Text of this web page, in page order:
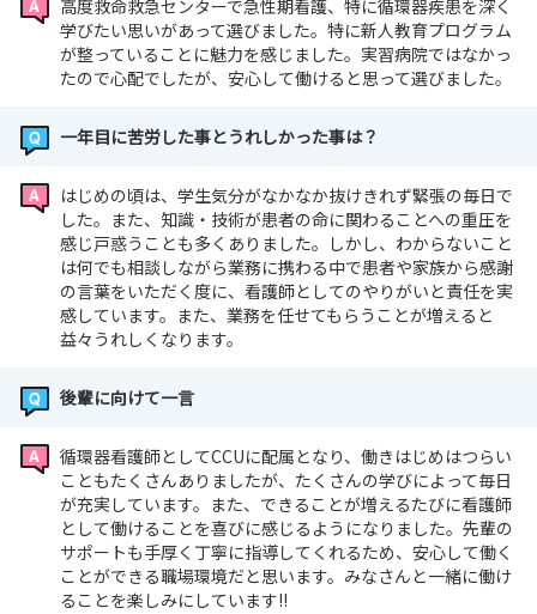
高度救命救急センターで急性期看護、特に循環器疾患を深く
学びたい思いがあって選びました。特に新人教育プログラム
が整っていることに魅力を感じました。実習病院ではなかっ
たので心配でしたが、安心して働けると思って選びました。
一年目に苦労した事とうれしかった事は？
はじめの頃は、学生気分がなかなか抜けきれず緊張の毎日で
した。また、知識・技術が患者の命に関わることへの重圧を
感じ戸惑うことも多くありました。しかし、わからないこと
は何でも相談しながら業務に携わる中で患者や家族から感謝
の言葉をいただく度に、看護師としてのやりがいと責任を実
感しています。また、業務を任せてもらうことが増えると
益々うれしくなります。
後輩に向けて一言
循環器看護師としてCCUに配属となり、働きはじめはつらい
こともたくさんありましたが、たくさんの学びによって毎日
が充実しています。また、できることが増えるたびに看護師
として働けることを喜びに感じるようになりました。先輩の
サポートも手厚く丁寧に指導してくれるため、安心して働く
ことができる職場環境だと思います。みなさんと一緒に働け
ることを楽しみにしています!!